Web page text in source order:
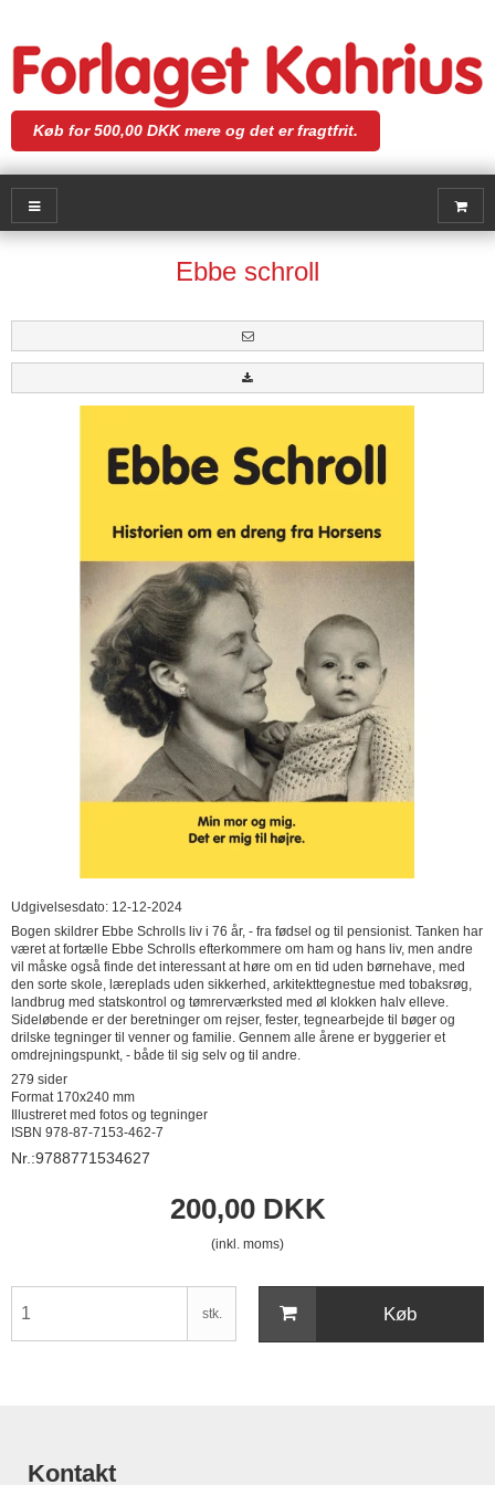
Køb for 500,00 DKK mere og det er fragtfrit.
Ebbe schroll
Udgivelsesdato: 12-12-2024
Bogen skildrer Ebbe Schrolls liv i 76 år, - fra fødsel og til pensionist. Tanken har
været at fortælle Ebbe Schrolls efterkommere om ham og hans liv, men andre
vil måske også finde det interessant at høre om en tid uden børnehave, med
den sorte skole, læreplads uden sikkerhed, arkitekttegnestue med tobaksrøg,
landbrug med statskontrol og tømrerværksted med øl klokken halv elleve.
Sideløbende er der beretninger om rejser, fester, tegnearbejde til bøger og
drilske tegninger til venner og familie. Gennem alle årene er byggerier et
omdrejningspunkt, - både til sig selv og til andre.
279 sider
Format 170x240 mm
Illustreret med fotos og tegninger
ISBN 978-87-7153-462-7
Nr.:9788771534627
200,00 DKK
(inkl. moms)
stk. Køb
Kontakt